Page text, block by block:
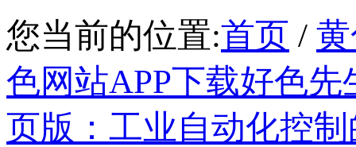
您当前的位置:首页 /
色网站APP下载好色先
页版：工业自动化控